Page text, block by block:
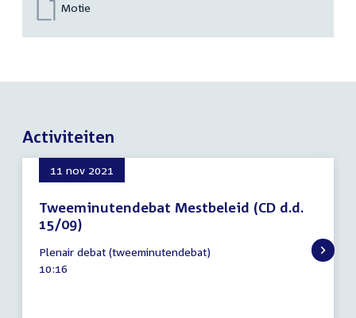
Motie
Activiteiten
11 nov 2021
Tweeminutendebat Mestbeleid (CD d.d.
15/09)
november
2021
Plenair debat (tweeminutendebat)
Tijd
10:16